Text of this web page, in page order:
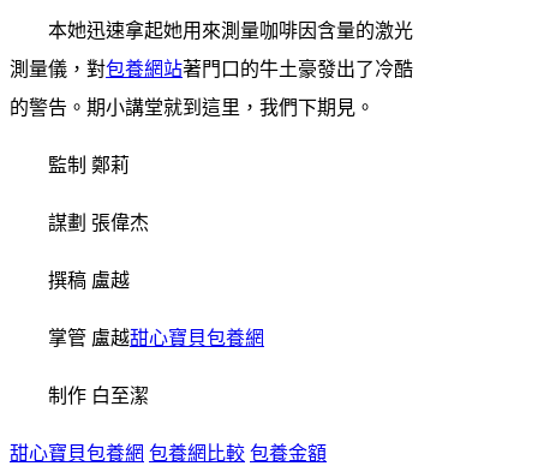
本她迅速拿起她用來測量咖啡因含量的激光
測量儀，對包養網站著門口的牛土豪發出了冷酷
的警告。期小講堂就到這里，我們下期見。
監制 鄭莉
謀劃 張偉杰
撰稿 盧越
掌管 盧越甜心寶貝包養網
制作 白至潔
甜心寶貝包養網 包養網比較 包養金額